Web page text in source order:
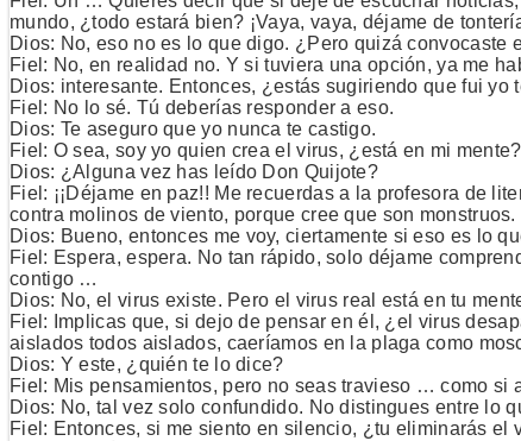
mundo, ¿todo estará bien? ¡Vaya, vaya, déjame de
Dios: No, eso no es lo que digo. ¿Pero quizá convocaste
Fiel: No, en realidad no. Y si tuviera una opción, ya me
Dios: interesante. Entonces, ¿estás sugiriendo que fui
Fiel: No lo sé. Tú deberías responder a eso.
Dios: Te aseguro que yo nunca te castigo.
Fiel: O sea, soy yo quien crea el virus, ¿está en mi mente?
Dios: ¿Alguna vez has leído Don Quijote?
Fiel: ¡¡Déjame en paz!! Me recuerdas a la profesora de
contra molinos de viento, porque cree que son monstruos.
Dios: Bueno, entonces me voy, ciertamente si eso es lo
Fiel: Espera, espera. No tan rápido, solo déjame
contigo …
Dios: No, el virus existe. Pero el virus real está en tu
Fiel: Implicas que, si dejo de pensar en él, ¿el virus
aislados todos aislados, caeríamos en la plaga como
Dios: Y este, ¿quién te lo dice?
Fiel: Mis pensamientos, pero no seas travieso … como
Dios: No, tal vez solo confundido. No distingues entre lo
Fiel: Entonces, si me siento en silencio, ¿tu eliminarás el